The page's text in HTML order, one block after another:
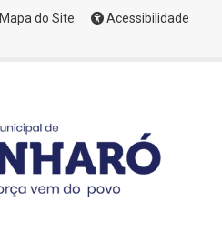
Mapa do Site
Acessibilidade